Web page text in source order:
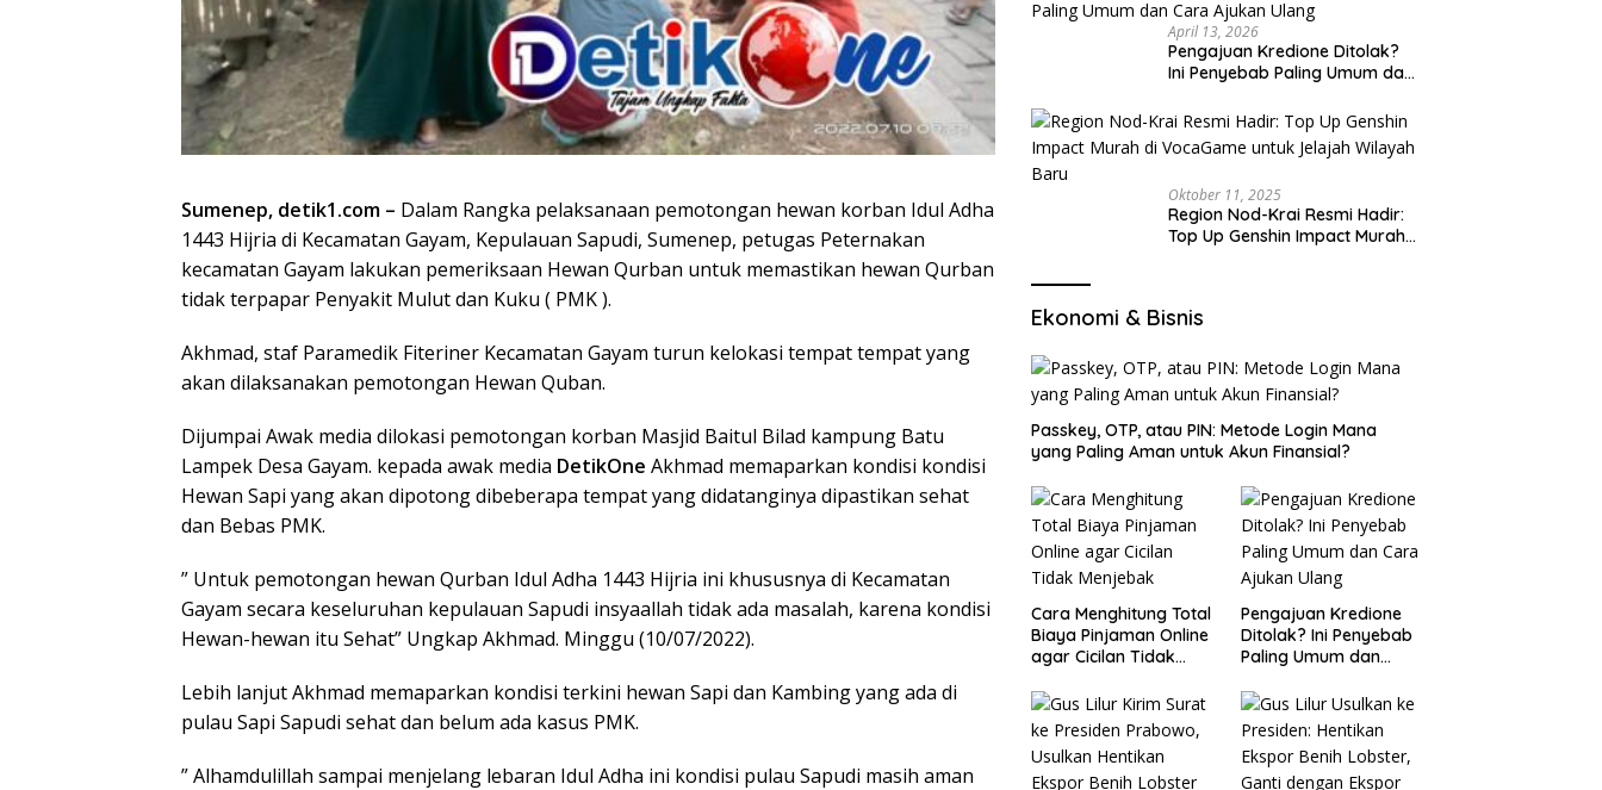
Sumenep, detik1.com – Dalam Rangka pelaksanaan pemotongan hewan korban Idul Adha
1443 Hijria di Kecamatan Gayam, Kepulauan Sapudi, Sumenep, petugas Peternakan
kecamatan Gayam lakukan pemeriksaan Hewan Qurban untuk memastikan hewan Qurban
tidak terpapar Penyakit Mulut dan Kuku ( PMK ).
Akhmad, staf Paramedik Fiteriner Kecamatan Gayam turun kelokasi tempat tempat yang
akan dilaksanakan pemotongan Hewan Quban.
Dijumpai Awak media dilokasi pemotongan korban Masjid Baitul Bilad kampung Batu
Lampek Desa Gayam. kepada awak media DetikOne Akhmad memaparkan kondisi kondisi
Hewan Sapi yang akan dipotong dibeberapa tempat yang didatanginya dipastikan sehat
dan Bebas PMK.
” Untuk pemotongan hewan Qurban Idul Adha 1443 Hijria ini khususnya di Kecamatan
Gayam secara keseluruhan kepulauan Sapudi insyaallah tidak ada masalah, karena kondisi
Hewan-hewan itu Sehat” Ungkap Akhmad. Minggu (10/07/2022).
Lebih lanjut Akhmad memaparkan kondisi terkini hewan Sapi dan Kambing yang ada di
pulau Sapi Sapudi sehat dan belum ada kasus PMK.
” Alhamdulillah sampai menjelang lebaran Idul Adha ini kondisi pulau Sapudi masih aman
April 13, 2026
Pengajuan Kredione Ditolak?
Ini Penyebab Paling Umum dan
Oktober 11, 2025
Region Nod-Krai Resmi Hadir:
Top Up Genshin Impact Murah
Ekonomi & Bisnis
Passkey, OTP, atau PIN: Metode Login Mana
yang Paling Aman untuk Akun Finansial?
Cara Menghitung Total
Biaya Pinjaman Online
agar Cicilan Tidak
Pengajuan Kredione
Ditolak? Ini Penyebab
Paling Umum dan